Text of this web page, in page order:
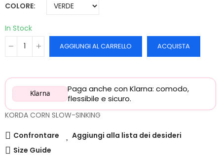
COLORE
In Stock
AGGIUNGI AL CARRELLO ACQUISTA
Klarna
Paga anche con Klarna: comodo,
flessibile e sicuro.
KORDA CORN SLOW-SINKING
Confrontare
Aggiungi alla lista dei desideri
Size Guide